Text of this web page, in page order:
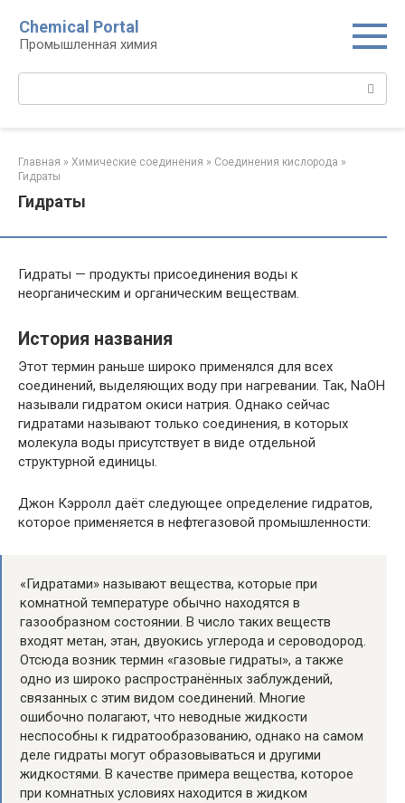
контенту
Chemical Portal
Промышленная химия
Главная » Химические соединения » Соединения кислорода‎ »
Гидраты
Гидраты
Гидраты — продукты присоединения воды к
неорганическим и органическим веществам.
История названия
Этот термин раньше широко применялся для всех
соединений, выделяющих воду при нагревании. Так, NaOH
называли гидратом окиси натрия. Однако сейчас
гидратами называют только соединения, в которых
молекула воды присутствует в виде отдельной
структурной единицы.
Джон Кэрролл даёт следующее определение гидратов,
которое применяется в нефтегазовой промышленности:
«Гидратами» называют вещества, которые при
комнатной температуре обычно находятся в
газообразном состоянии. В число таких веществ
входят метан, этан, двуокись углерода и сероводород.
Отсюда возник термин «газовые гидраты», а также
одно из широко распространённых заблуждений,
связанных с этим видом соединений. Многие
ошибочно полагают, что неводные жидкости
неспособны к гидратообразованию, однако на самом
деле гидраты могут образовываться и другими
жидкостями. В качестве примера вещества, которое
при комнатных условиях находится в жидком